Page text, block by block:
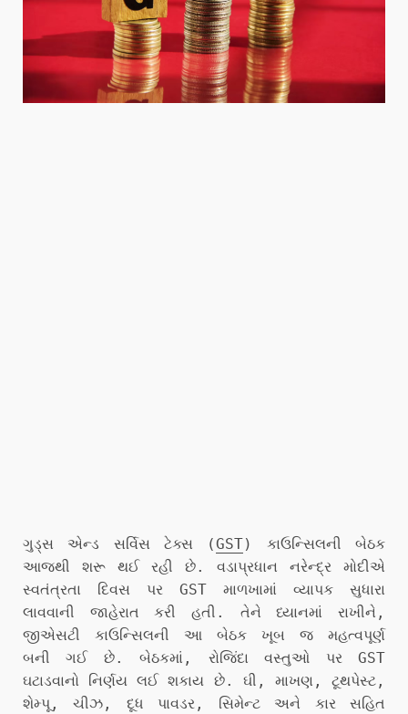
ગુડ્સ એન્ડ સર્વિસ ટેક્સ (GST) કાઉન્સિલની બેઠક
આજથી શરૂ થઈ રહી છે. વડાપ્રધાન નરેન્દ્ર મોદીએ
સ્વતંત્રતા દિવસ પર GST માળખામાં વ્યાપક સુધારા
લાવવાની જાહેરાત કરી હતી. તેને ધ્યાનમાં રાખીને,
જીએસટી કાઉન્સિલની આ બેઠક ખૂબ જ મહત્વપૂર્ણ
બની ગઈ છે. બેઠકમાં, રોજિંદા વસ્તુઓ પર GST
ઘટાડવાનો નિર્ણય લઈ શકાય છે. ઘી, માખણ, ટૂથપેસ્ટ,
શેમ્પૂ, ચીઝ, દૂધ પાવડર, સિમેન્ટ અને કાર સહિત